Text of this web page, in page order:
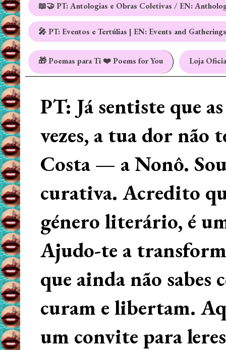
📖🤝 PT: Antologias e Obras Coletivas / EN:
🎤 PT: Eventos e Tertúlias | EN: Events and Gatherings
🎁 Poemas para Ti ❤️ Poems for You Loja
PT: Já sentiste que
vezes, a tua dor não
Costa — a Nonô.
curativa. Acredito
género literário, é
Ajudo-te a
que ainda não
curam e libertam.
um convite para